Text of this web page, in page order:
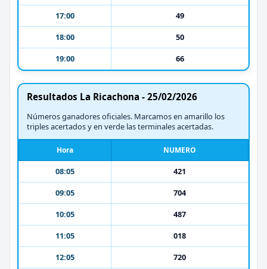
17:00
49
18:00
50
19:00
66
Resultados La Ricachona - 25/02/2026
Números ganadores oficiales. Marcamos en amarillo los
triples acertados y en verde las terminales acertadas.
Hora NUMERO
08:05
421
09:05
704
10:05
487
11:05
018
12:05
720